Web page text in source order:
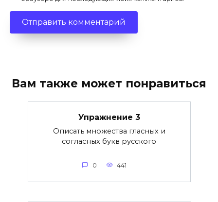
Вам также может понравиться
Упражнение 3
Описать множества гласных и
согласных букв русского
0 441